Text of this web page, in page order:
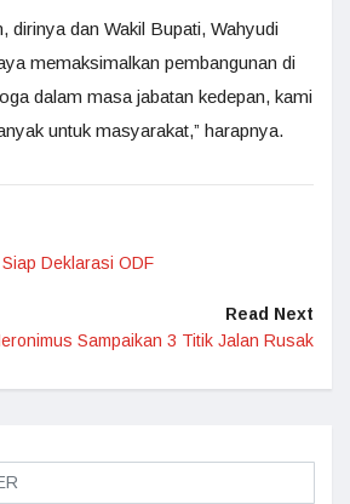
dirinya dan Wakil Bupati, Wahyudi
memaksimalkan pembangunan di
dalam masa jabatan kedepan, kami
untuk masyarakat,” harapnya.
Deklarasi ODF
Read Next
Sampaikan 3 Titik Jalan Rusak